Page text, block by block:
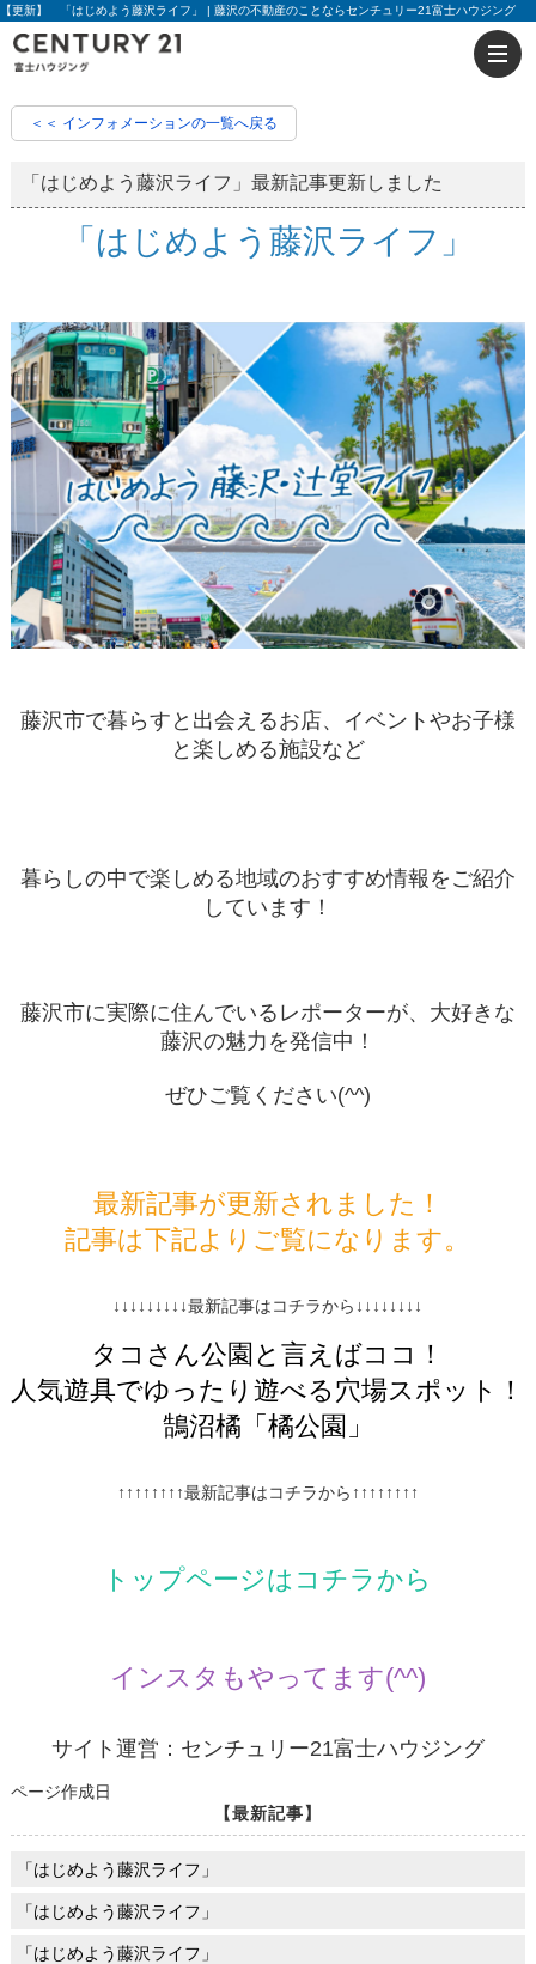
【更新】 「はじめよう藤沢ライフ」 | 藤沢の不動産のことならセンチュリー21富士ハウジング
＜＜ インフォメーションの一覧へ戻る
「はじめよう藤沢ライフ」最新記事更新しました
「はじめよう藤沢ライフ」
藤沢市で暮らすと出会えるお店、イベントやお子様
と楽しめる施設など
暮らしの中で楽しめる地域のおすすめ情報をご紹介
しています！
藤沢市に実際に住んでいるレポーターが、大好きな
藤沢の魅力を発信中！
ぜひご覧ください(^^)
最新記事が更新されました！
記事は下記よりご覧になります。
↓↓↓↓↓↓↓↓↓最新記事はコチラから↓↓↓↓↓↓↓↓
タコさん公園と言えばココ！
人気遊具でゆったり遊べる穴場スポット！
鵠沼橘「橘公園」
↑↑↑↑↑↑↑↑最新記事はコチラから↑↑↑↑↑↑↑↑
トップページはコチラから
インスタもやってます(^^)
サイト運営：センチュリー21富士ハウジング
ページ作成日
【最新記事】
「はじめよう藤沢ライフ」
「はじめよう藤沢ライフ」
「はじめよう藤沢ライフ」